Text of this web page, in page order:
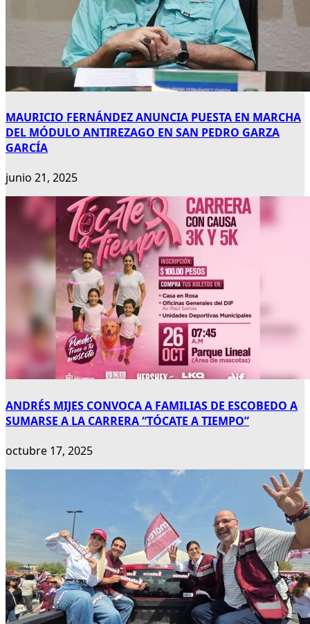
MAURICIO FERNÁNDEZ ANUNCIA PUESTA EN MARCHA
DEL MÓDULO ANTIREZAGO EN SAN PEDRO GARZA
GARCÍA
junio 21, 2025
ANDRÉS MIJES CONVOCA A FAMILIAS DE ESCOBEDO A
SUMARSE A LA CARRERA “TÓCATE A TIEMPO”
octubre 17, 2025